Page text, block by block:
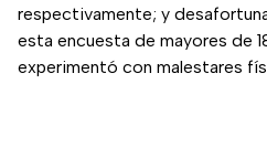
respectivamente; y
esta encuesta de mayores de
experimentó con malestares